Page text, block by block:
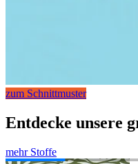
zum Schnittmuster
Entdecke unsere
mehr Stoffe